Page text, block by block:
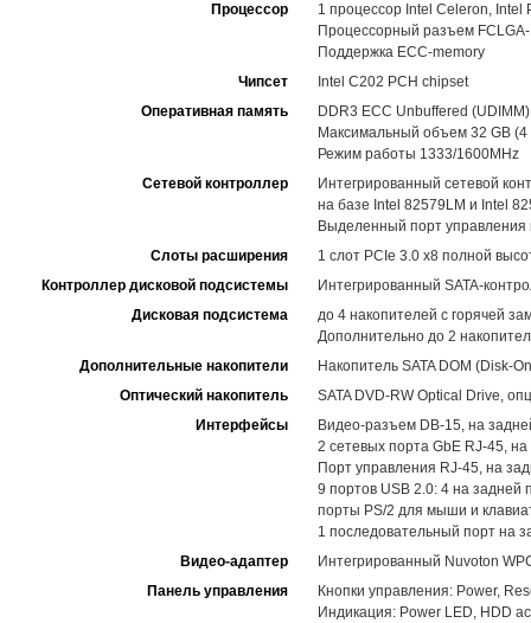
Процессор
1 процессор Intel Celeron, Intel
Процессорный разъем
Поддержка ECC-memory
Чипсет
Intel C202 PCH chipset
Оперативная память
DDR3 ECC Unbuffered
Максимальный объем 32 GB (4
Режим работы 1333/1600MHz
Сетевой контроллер
Интегрированный сетевой
на базе Intel 82579LM и Intel
Выделенный порт управления
Слоты расширения
1 слот PCIe 3.0 x8 полной
Контроллер дисковой подсистемы
Интегрированный SATA-
Дисковая подсистема
до 4 накопителей с горячей
Дополнительно до 2
Дополнительные накопители
Накопитель SATA DOM (Disk-
Оптический накопитель
SATA DVD-RW Optical Drive,
Интерфейсы
Видео-разъем DB-15, на
2 сетевых порта GbE RJ-45,
Порт управления RJ-45, на
9 портов USB 2.0: 4 на задней
порты PS/2 для мыши и
1 последовательный порт на
Видео-адаптер
Интегрированный Nuvoton
Панель управления
Кнопки управления: Power,
Индикация: Power LED, HDD